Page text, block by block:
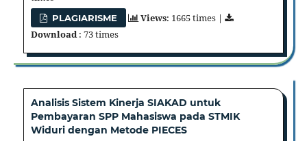
PLAGIARISME Views: 1665 times |
Download: 73 times
Analisis Sistem Kinerja SIAKAD untuk
Pembayaran SPP Mahasiswa pada STMIK
Widuri dengan Metode PIECES